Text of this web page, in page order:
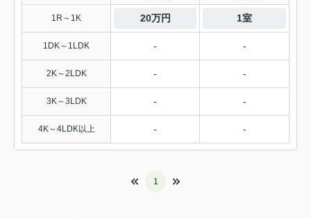
1R～1K 20万円 1室
1DK～1LDK - -
2K～2LDK - -
3K～3LDK - -
4K～4LDK以上 - -
1